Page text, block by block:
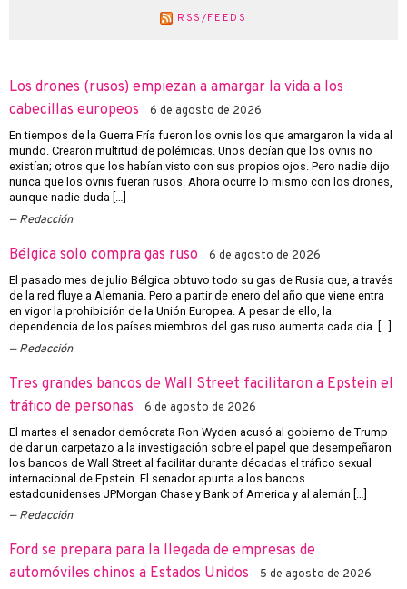
RSS/FEEDS
Los drones (rusos) empiezan a amargar la vida a los
cabecillas europeos
6 de agosto de 2026
En tiempos de la Guerra Fría fueron los ovnis los que amargaron la vida al
mundo. Crearon multitud de polémicas. Unos decían que los ovnis no
existían; otros que los habían visto con sus propios ojos. Pero nadie dijo
nunca que los ovnis fueran rusos. Ahora ocurre lo mismo con los drones,
aunque nadie duda […]
Redacción
Bélgica solo compra gas ruso 6 de agosto de 2026
El pasado mes de julio Bélgica obtuvo todo su gas de Rusia que, a través
de la red fluye a Alemania. Pero a partir de enero del año que viene entra
en vigor la prohibición de la Unión Europea. A pesar de ello, la
dependencia de los países miembros del gas ruso aumenta cada dia. […]
Redacción
Tres grandes bancos de Wall Street facilitaron a Epstein el
tráfico de personas
6 de agosto de 2026
El martes el senador demócrata Ron Wyden acusó al gobierno de Trump
de dar un carpetazo a la investigación sobre el papel que desempeñaron
los bancos de Wall Street al facilitar durante décadas el tráfico sexual
internacional de Epstein. El senador apunta a los bancos
estadounidenses JPMorgan Chase y Bank of America y al alemán […]
Redacción
Ford se prepara para la llegada de empresas de
automóviles chinos a Estados Unidos
5 de agosto de 2026